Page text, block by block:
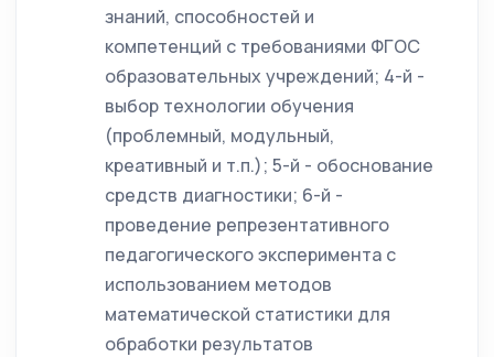
знаний, способностей и
компетенций с требованиями ФГОС
образовательных учреждений; 4-й -
выбор технологии обучения
(проблемный, модульный,
креативный и т.п.); 5-й - обоснование
средств диагностики; 6-й -
проведение репрезентативного
педагогического эксперимента с
использованием методов
математической статистики для
обработки результатов